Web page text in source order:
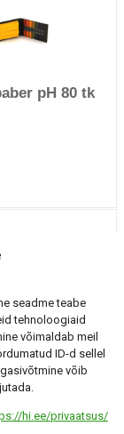
seadme teabe
tehnoloogiaid
võimaldab meil
ID-d sellel
võib
hi.ee/privaatsus/
pH 80 tk
2.5 L
punane